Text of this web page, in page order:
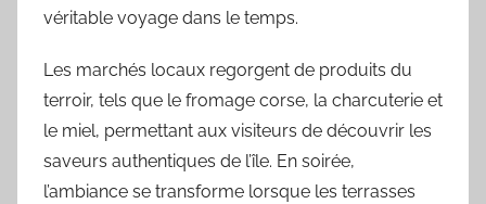
véritable voyage dans le temps.
Les marchés locaux regorgent de produits du
terroir, tels que le fromage corse, la charcuterie et
le miel, permettant aux visiteurs de découvrir les
saveurs authentiques de l’île. En soirée,
l’ambiance se transforme lorsque les terrasses